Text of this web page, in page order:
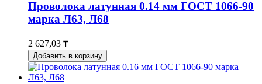
Проволока латунная 0.14 мм ГОСТ 1066-90
марка Л63, Л68
2 627,03 ₸
Добавить в корзину